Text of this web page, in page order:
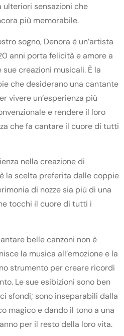
ulteriori sensazioni che
più memorabile.
sogno, Denora è un’artista
anni porta felicità e amore a
creazioni musicali. È la
che desiderano una cantante
vivere un’esperienza più
e rendere il loro
che fa cantare il cuore di tutti
nella creazione di
la scelta preferita dalle coppie
di nozze sia più di una
tocchi il cuore di tutti i
belle canzoni non è
la musica all’emozione e la
strumento per creare ricordi
Le sue esibizioni sono ben
sfondi; sono inseparabili dalla
magico e dando il tono a una
per il resto della loro vita.